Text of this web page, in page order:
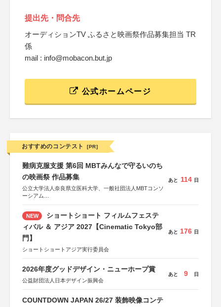
提出先・問合先
オーディションTV ふるさと映画祭作品募集担当 TR
係
mail : info@mobacon.but.jp
公式ホームページ
おすすめのコンテスト [PR]
難病克服支援 第6回 MBTみんなで守るいのち
の映画祭 作品募集
公立大学法人奈良県立医科大学、一般社団法人MBTコンソ
ーシアム
協力：読売新聞社
後援：厚生労働省
文部科学省
日本経済団体連合会
関西経済連合会
東京難病団体連絡協議会
あと 114 日
NEW
ショートショート フィルムフェステ
ィバル ＆ アジア 2027【Cinematic Tokyo部
門】
ショートショートアジア実行委員会
あと 176 日
2026年度グッドデザイン・ニューホープ賞
公益財団法人日本デザイン振興会
あと 9 日
COUNTDOWN JAPAN 26/27 装飾映像コンテ